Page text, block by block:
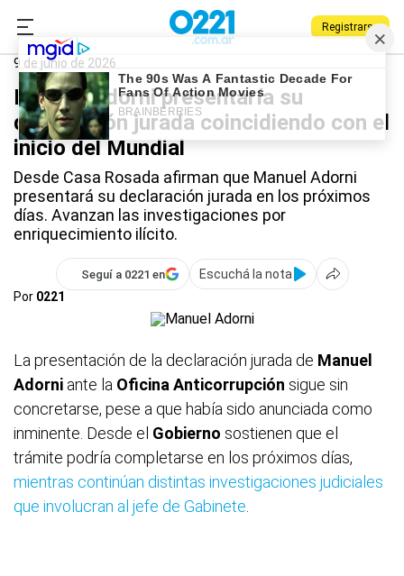
Registrarse
0221.com.ar
Manuel Adorni
9 de junio de 2026
Manuel Adorni presentaría su
declaración jurada coincidiendo con el
inicio del Mundial
Desde Casa Rosada afirman que Manuel Adorni
presentará su declaración jurada en los próximos
días. Avanzan las investigaciones por
enriquecimiento ilícito.
Seguí a 0221 en
Escuchá la nota
Por 0221
La presentación de la declaración jurada de Manuel
Adorni ante la Oficina Anticorrupción sigue sin
concretarse, pese a que había sido anunciada como
inminente. Desde el Gobierno sostienen que el
trámite podría completarse en los próximos días,
mientras continúan distintas investigaciones judiciales
que involucran al jefe de Gabinete